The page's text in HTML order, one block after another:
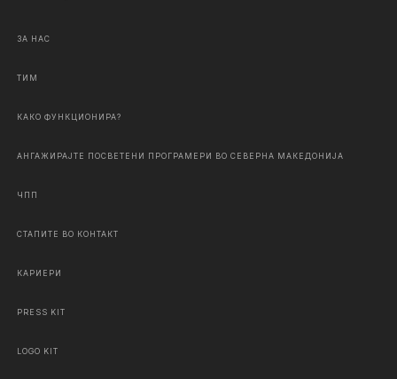
ЗА НАС
ТИМ
КАКО ФУНКЦИОНИРА?
АНГАЖИРАЈТЕ ПОСВЕТЕНИ ПРОГРАМЕРИ ВО СЕВЕРНА МАКЕДОНИЈА
ЧПП
СТАПИТЕ ВО КОНТАКТ
КАРИЕРИ
PRESS KIT
LOGO KIT